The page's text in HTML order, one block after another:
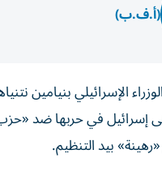
(أ.ف.ب)
الإسرائيلي بنيامين
إسرائيل في حربها ضد
بيد التنظيم.